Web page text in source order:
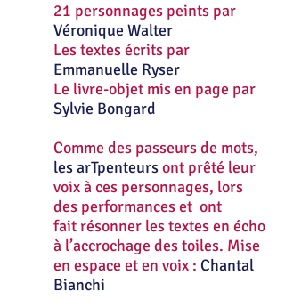
21 personnages peints par
Véronique Walter
Les textes écrits par
Emmanuelle Ryser
Le livre-objet mis en page par
Sylvie Bongard
Comme des passeurs de mots,
les arTpenteursont prêté leur
voix à ces personnages, lors
des performances et ont
fait résonner les textes en écho
à l’accrochage des toiles. Mise
en espace et en voix : Chantal
Bianchi